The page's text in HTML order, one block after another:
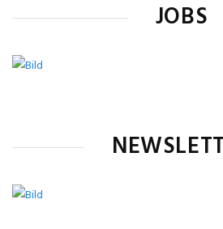
JOBS